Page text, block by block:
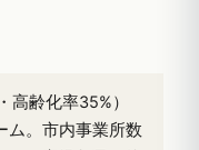
高齢化率35%）
ム。市内事業所数